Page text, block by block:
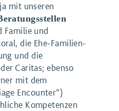
mit unseren
Familie und
die Ehe-Familien-
und die
Caritas; ebenso
mit dem
Encounter“)
Kompetenzen